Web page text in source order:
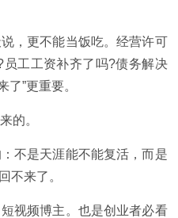
，更不能当饭吃。经营许可
工工资补齐了吗?债务解决
了”更重要。
的。
不是天涯能不能复活，而是
不来了。
视频博主。也是创业者必看